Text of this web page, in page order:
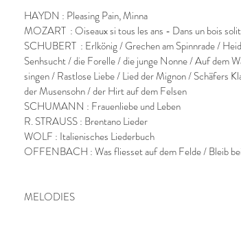
HAYDN : Pleasing Pain, Minna
MOZART : Oiseaux si tous les ans - Dans un bois
SCHUBERT : Erlkönig / Grechen am Spinnrade /
Senhsucht / die Forelle / die junge Nonne / Auf dem
singen / Rastlose Liebe / Lied der Mignon / Schäfers
der Musensohn / der Hirt auf dem Felsen
SCHUMANN : Frauenliebe und Leben
R. STRAUSS : Brentano Lieder
WOLF : Italienisches Liederbuch
OFFENBACH : Was fliesset auf dem Felde / Bleib
MELODIES